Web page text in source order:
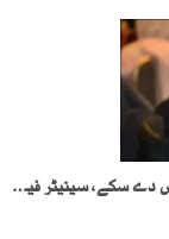
وزیراعظم مصروفیات کے باعث کھیلوں کو زیادہ وقت نہیں دے سکے، سینیٹر فیصل جاوید